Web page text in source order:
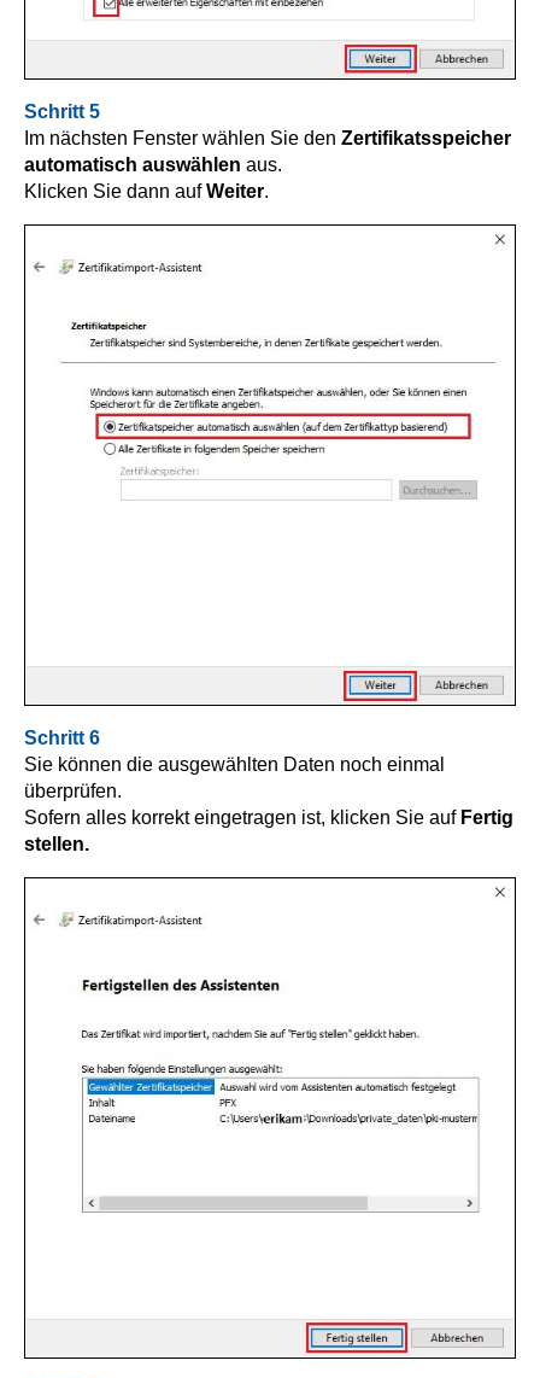
Schritt 5
Im nächsten Fenster wählen Sie den Zertifikatsspeicher
automatisch auswählen aus.
Klicken Sie dann aufWeiter.
Schritt 6
Sie können die ausgewählten Daten noch einmal
überprüfen.
Sofern alles korrekt eingetragen ist, klicken Sie auf Fertig
stellen.